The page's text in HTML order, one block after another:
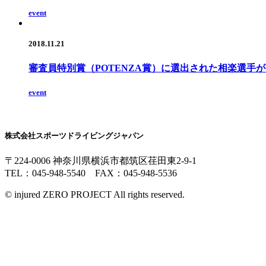
event
2018.11.21
審査員特別賞（POTENZA賞）に選出された相楽選手が
event
株式会社スポーツドライビングジャパン
〒224-0006 神奈川県横浜市都筑区荏田東2-9-1
TEL：045-948-5540 FAX：045-948-5536
© injured ZERO PROJECT All rights reserved.